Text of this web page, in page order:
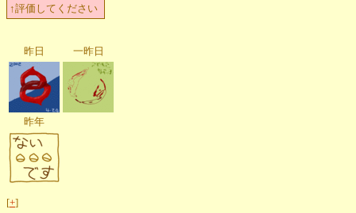
↑評価してください
昨日 一昨日
昨年
[+]